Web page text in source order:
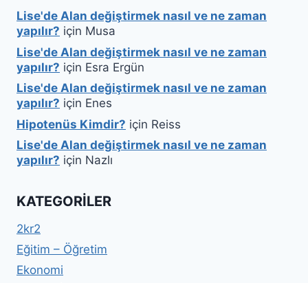
Lise'de Alan değiştirmek nasıl ve ne zaman
yapılır? için Musa
Lise'de Alan değiştirmek nasıl ve ne zaman
yapılır? için Esra Ergün
Lise'de Alan değiştirmek nasıl ve ne zaman
yapılır? için Enes
Hipotenüs Kimdir? için Reiss
Lise'de Alan değiştirmek nasıl ve ne zaman
yapılır? için Nazlı
KATEGORILER
2kr2
Eğitim – Öğretim
Ekonomi